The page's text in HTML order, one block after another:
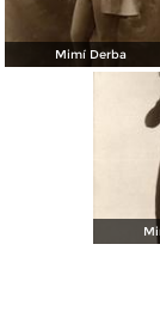
Mimí Derba